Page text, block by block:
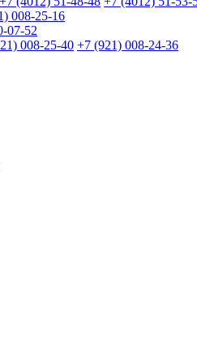
008-25-16
07-52
008-25-40 +7 (921) 008-24-36